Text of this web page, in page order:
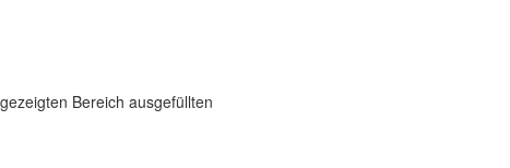
Bereich ausgefüllten